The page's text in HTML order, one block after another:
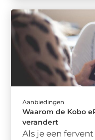
Aanbiedingen
Waarom de Kobo
verandert
Als je een